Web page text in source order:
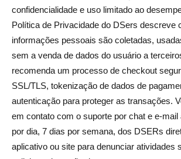
confidencialidade e uso limitado ao
Política de Privacidade do DSers descreve
informações pessoais são coletadas,
sem a venda de dados do usuário a
recomenda um processo de checkout
SSL/TLS, tokenização de dados de
autenticação para proteger as transações.
em contato com o suporte por chat e e-mail
por dia, 7 dias por semana, dos DSERs
aplicativo ou site para denunciar atividades